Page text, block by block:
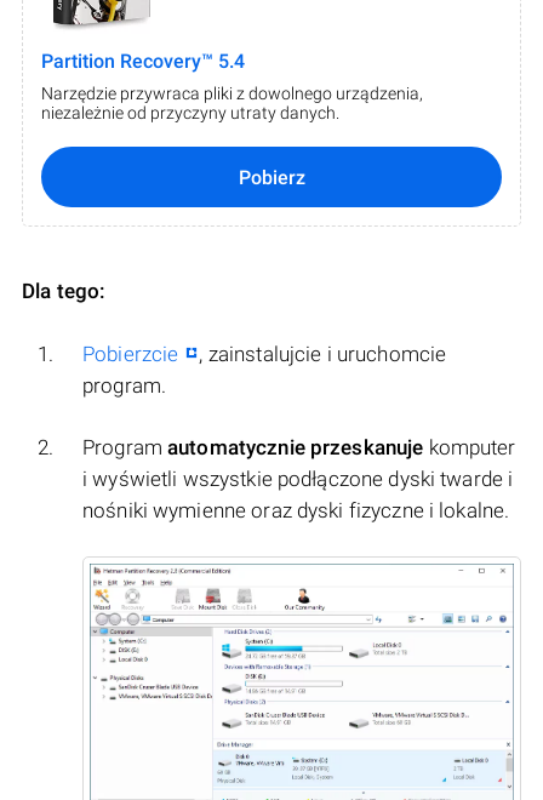
Partition Recovery™ 5.4
Narzędzie przywraca pliki z dowolnego urządzenia,
niezależnie od przyczyny utraty danych.
Pobierz
Dla tego:
Pobierzcie
, zainstalujcie i uruchomcie
program.
Programautomatycznie przeskanuje komputer
i wyświetli wszystkie podłączone dyski twarde i
nośniki wymienne oraz dyski fizyczne i lokalne.